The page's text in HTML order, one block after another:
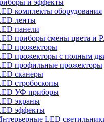
и эффекты
комплекты оборудования
ленты
панели
приборы смены цвета и
прожекторы
прожекторы с полным
профильные прожекторы
сканеры
стробоскопы
УФ приборы
экраны
эффекты
LED